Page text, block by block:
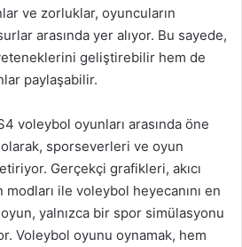
ve zorluklar, oyuncuların
arasında yer alıyor. Bu sayede,
geliştirebilir hem de
paylaşabilir.
voleybol oyunları arasında öne
olarak, sporseverleri ve oyun
Gerçekçi grafikleri, akıcı
ile voleybol heyecanını en
yalnızca bir spor simülasyonu
Voleybol oyunu oynamak, hem